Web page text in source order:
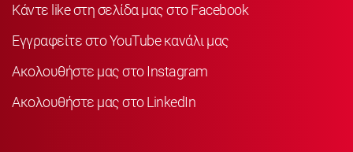
Κάντε like στη σελίδα μας στο Facebook
Εγγραφείτε στο YouTube κανάλι μας
Ακολουθήστε μας στο Instagram
Ακολουθήστε μας στο LinkedIn